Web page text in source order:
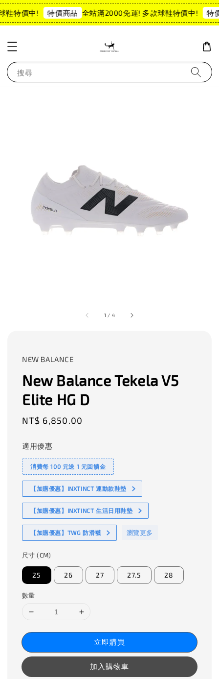
特價中! 特價商品 全站滿2000免運! 多款球鞋特價中! 特
搜尋
1 / 4
NEW BALANCE
New Balance Tekela V5
Elite HG D
Regular
NT$ 6,850.00
適用優惠
消費每 100 元送 1 元回饋金
【加購優惠】INXTINCT 運動款鞋墊
【加購優惠】INXTINCT 生活日用鞋墊
【加購優惠】TWG 防滑襪 瀏覽更多
尺寸 (CM)
25 26 27 27.5 28
數量
立即購買
加入購物車